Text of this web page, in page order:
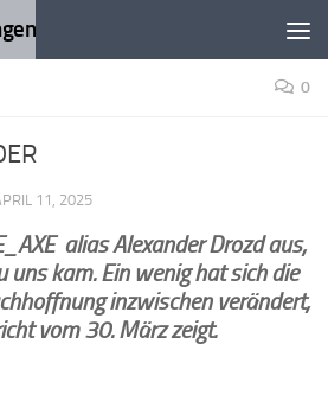
0
11, 2025
alias Alexander Drozd aus,
uns kam. Ein wenig hat sich die
inzwischen verändert,
vom 30. März zeigt.